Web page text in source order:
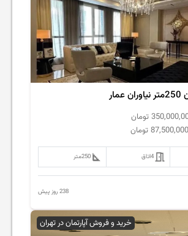
تومان
تومان
4اتاق 250متر
238 روز پیش
خرید و فروش آپارتمان در تهران